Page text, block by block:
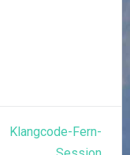
Klangcode-Fern-